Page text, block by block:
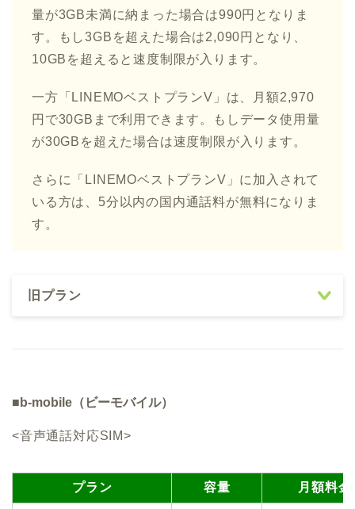
量が3GB未満に納まった場合は990円となりま
す。もし3GBを超えた場合は2,090円となり、
10GBを超えると速度制限が入ります。
一方「LINEMOベストプランV」は、月額2,970
円で30GBまで利用できます。もしデータ使用量
が30GBを超えた場合は速度制限が入ります。
さらに「LINEMOベストプランV」に加入されて
いる方は、5分以内の国内通話料が無料になりま
す。
旧プラン
■b-mobile（ビーモバイル）
<音声通話対応SIM>
プラン 容量 月額料金